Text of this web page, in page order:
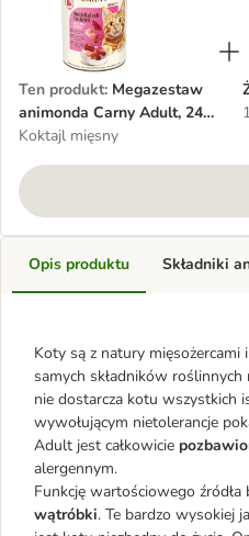
Ten produkt: Megazestaw
animonda Carny Adult, 24 x
400 g
Koktajl mięsny
Opis produktu
Koty są z natury mięsożercami
samych składników
nie dostarcza kotu wszystkich
wywołującym nietolerancje
Adult jest całkowicie
alergennym.
Funkcję wartościowego źródła
wątróbki. Te bardzo wysokiej
Składniki